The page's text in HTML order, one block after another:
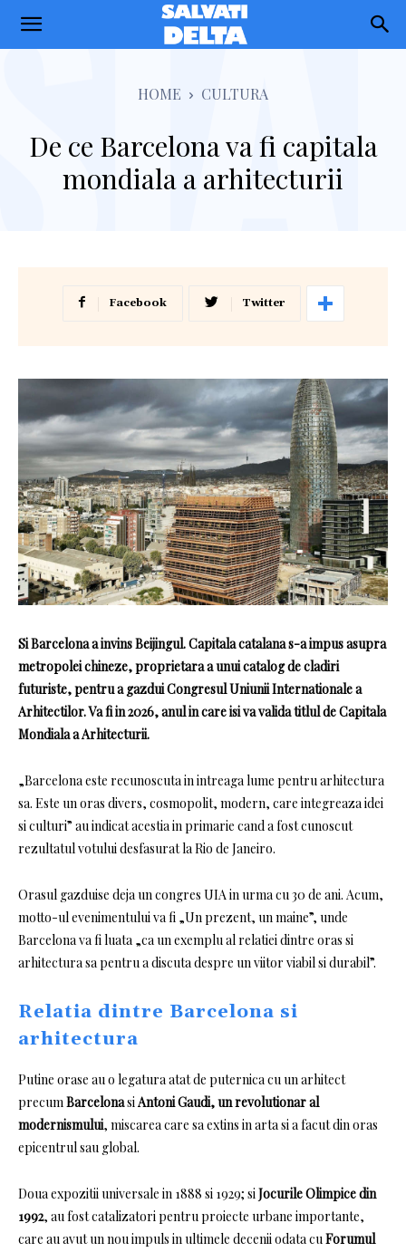
Salvati
HOME CULTURA
De ce Barcelona va fi capitala
mondiala a arhitecturii
Facebook Twitter
SiBarcelonaa invins Beijingul.Capitala catalana s-a impus asupra
metropolei chineze, proprietara a unui catalog de cladiri
futuriste, pentru a gazduiCongresul Uniunii Internationale a
Arhitectilor.Va fi in 2026, anul in care isi va valida titlul deCapitala
Mondiala a Arhitecturii.
„Barcelona este recunoscuta in intreaga lume pentru arhitectura
sa. Este un oras divers, cosmopolit, modern, care integreaza idei
si culturi” au indicat acestia in primarie cand a fost cunoscut
rezultatul votului desfasurat la Rio de Janeiro.
Orasul gazduise deja un congres UIA in urma cu 30 de ani. Acum,
motto-ul evenimentului va fi „Un prezent, un maine”, unde
Barcelona va fi luata „ca un exemplu al relatiei dintre oras si
arhitectura sa pentru a discuta despre un viitor viabil si durabil”.
Relatia dintre Barcelona si
arhitectura
Putine orase au o legatura atat de puternica cu un arhitect
precumBarcelonasiAntoni Gaudi, un revolutionar al
modernismului, miscarea care sa extins in arta si a facut din oras
epicentrul sau global.
Doua expozitii universale in 1888 si 1929; siJocurile Olimpice din
1992, au fost catalizatori pentru proiecte urbane importante,
care au avut un nou impuls in ultimele decenii odata cuForumul